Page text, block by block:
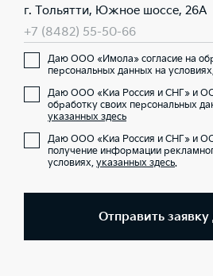
г. Тольятти, Южное шоссе, 26А
+7 (8482) 55-50-66
Даю ООО «Имола» согласие на
персональных данных на
Даю ООО «Киа Россия и СНГ» и
обработку своих персональных
указанных здесь
Даю ООО «Киа Россия и СНГ» и
получение информации
условиях, указанных здесь.
Отправить